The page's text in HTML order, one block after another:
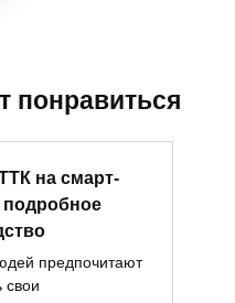
понравиться
на смарт-
предпочитают
свои